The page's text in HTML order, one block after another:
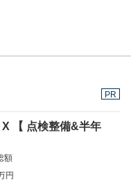
PR
【 点検整備&半年
額
円